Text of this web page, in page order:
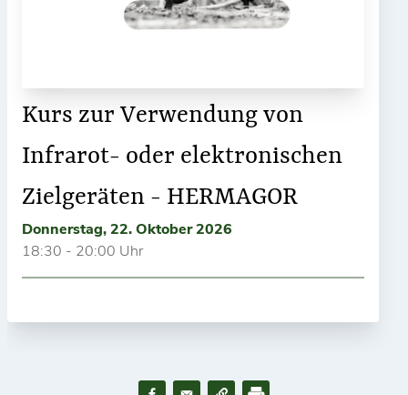
Kurs zur Verwendung von
Infrarot- oder elektronischen
Zielgeräten - HERMAGOR
Donnerstag, 22. Oktober 2026
18:30 - 20:00 Uhr